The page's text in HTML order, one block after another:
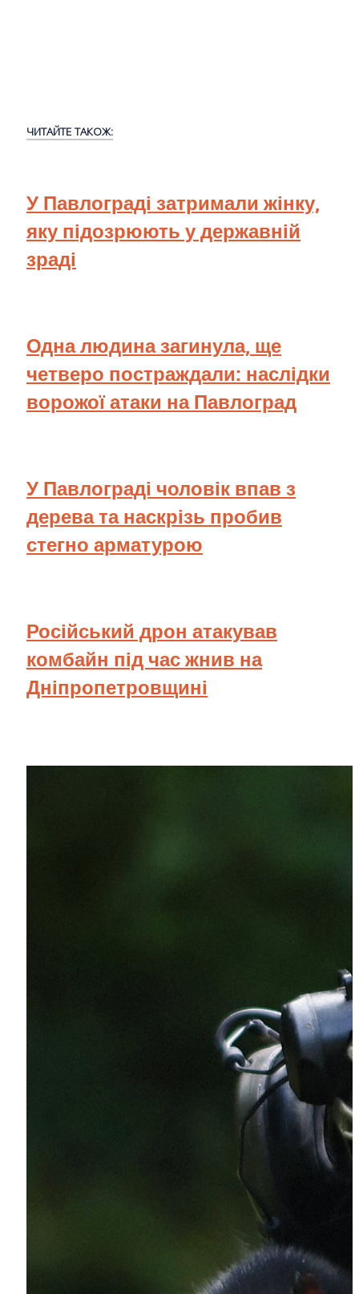
ЧИТАЙТЕ ТАКОЖ:
У Павлограді затримали жінку,
яку підозрюють у державній
зраді
Одна людина загинула, ще
четверо постраждали: наслідки
ворожої атаки на Павлоград
У Павлограді чоловік впав з
дерева та наскрізь пробив
стегно арматурою
Російський дрон атакував
комбайн під час жнив на
Дніпропетровщині